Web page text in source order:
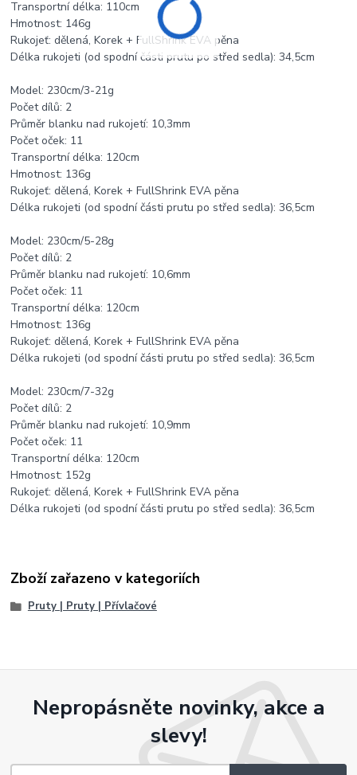
Transportní délka: 110cm
Hmotnost: 146g
Rukojeť: dělená, Korek + FullShrink EVA pěna
Délka rukojeti (od spodní části prutu po střed sedla): 34,5cm
Model: 230cm/3-21g
Počet dílů: 2
Průměr blanku nad rukojetí: 10,3mm
Počet oček: 11
Transportní délka: 120cm
Hmotnost: 136g
Rukojeť: dělená, Korek + FullShrink EVA pěna
Délka rukojeti (od spodní části prutu po střed sedla): 36,5cm
Model: 230cm/5-28g
Počet dílů: 2
Průměr blanku nad rukojetí: 10,6mm
Počet oček: 11
Transportní délka: 120cm
Hmotnost: 136g
Rukojeť: dělená, Korek + FullShrink EVA pěna
Délka rukojeti (od spodní části prutu po střed sedla): 36,5cm
Model: 230cm/7-32g
Počet dílů: 2
Průměr blanku nad rukojetí: 10,9mm
Počet oček: 11
Transportní délka: 120cm
Hmotnost: 152g
Rukojeť: dělená, Korek + FullShrink EVA pěna
Délka rukojeti (od spodní části prutu po střed sedla): 36,5cm
Zboží zařazeno v kategoriích
Pruty | Pruty | Přívlačové
Nepropásněte novinky, akce a
slevy!